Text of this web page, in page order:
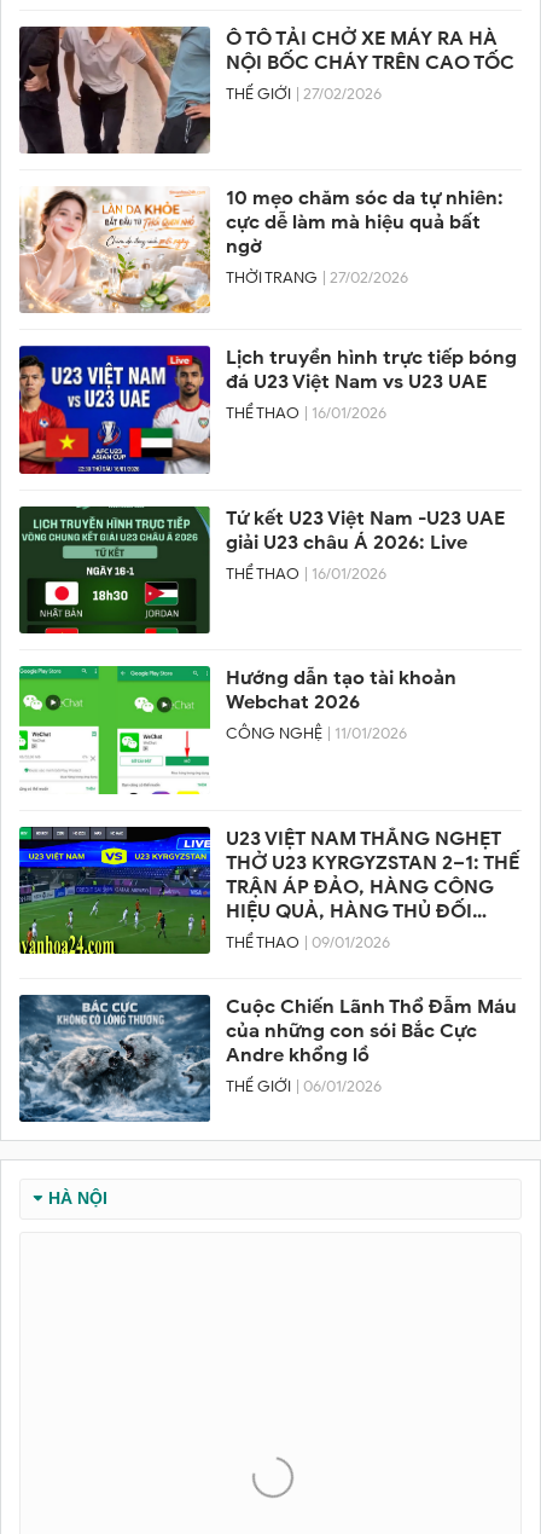
Ô TÔ TẢI CHỞ XE MÁY RA HÀ
NỘI BỐC CHÁY TRÊN CAO TỐC
THẾ GIỚI | 27/02/2026
10 mẹo chăm sóc da tự nhiên:
cực dễ làm mà hiệu quả bất
ngờ
THỜI TRANG | 27/02/2026
Lịch truyền hình trực tiếp bóng
đá U23 Việt Nam vs U23 UAE
THỂ THAO | 16/01/2026
Tứ kết U23 Việt Nam -U23 UAE
giải U23 châu Á 2026: Live
THỂ THAO | 16/01/2026
Hướng dẫn tạo tài khoản
Webchat 2026
CÔNG NGHỆ | 11/01/2026
U23 VIỆT NAM THẮNG NGHẸT
THỞ U23 KYRGYZSTAN 2–1: THẾ
TRẬN ÁP ĐẢO, HÀNG CÔNG
HIỆU QUẢ, HÀNG THỦ ĐỐI
PHƯƠNG SUÝT VỠ TRẬN
THỂ THAO | 09/01/2026
Cuộc Chiến Lãnh Thổ Đẫm Máu
của những con sói Bắc Cực
Andre khổng lồ
THẾ GIỚI | 06/01/2026
HÀ NỘI